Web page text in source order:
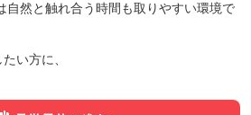
自然と触れ合う時間も取りやすい環境で
い方に、